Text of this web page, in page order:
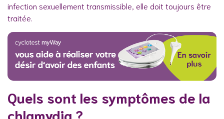
infection sexuellement transmissible, elle doit toujours être
traitée.
Quels sont les symptômes de la
chlamydia ?